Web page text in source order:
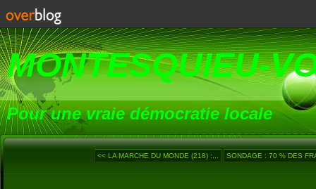
MONTESQUIEU-
Pour une vraie démocratie locale
<< LA MARCHE DU MONDE (218) :... SONDAGE : 70 % DES